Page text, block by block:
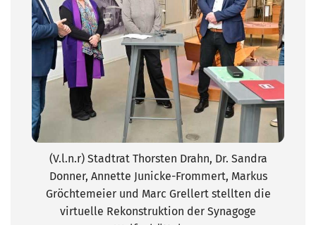
(V.l.n.r) Stadtrat Thorsten Drahn, Dr. Sandra
Donner, Annette Junicke-Frommert, Markus
Gröchtemeier und Marc Grellert stellten die
virtuelle Rekonstruktion der Synagoge